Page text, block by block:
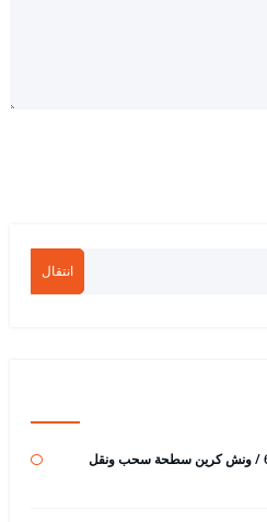
انتقال
ونش ابو حليفة رقم / 65557275 / ونش كرين سطحة سحب ونقل